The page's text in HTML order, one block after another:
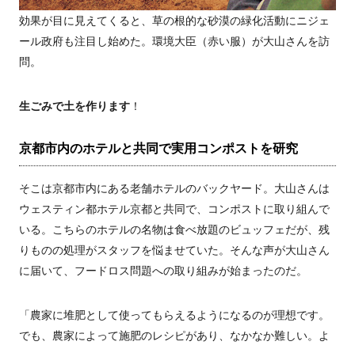
効果が目に見えてくると、草の根的な砂漠の緑化活動にニジェ
ール政府も注目し始めた。環境大臣（赤い服）が大山さんを訪
問。
生ごみで土を作ります ！
京都市内のホテルと共同で実用コンポストを研究
そこは京都市内にある老舗ホテルのバックヤード。大山さんは
ウェスティン都ホテル京都と共同で、コンポストに取り組んで
いる。こちらのホテルの名物は食べ放題のビュッフェだが、残
りものの処理がスタッフを悩ませていた。そんな声が大山さん
に届いて、フードロス問題への取り組みが始まったのだ。
「農家に堆肥として使ってもらえるようになるのが理想です。
でも、農家によって施肥のレシピがあり、なかなか難しい。よ